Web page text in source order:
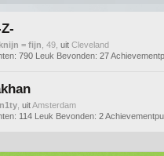
= fijn , 49, uit Cleveland
790 Leuk Bevonden: 27
uitAmsterdam
114 Leuk Bevonden: 2